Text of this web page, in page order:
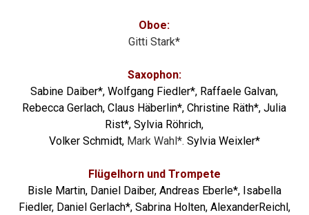
Oboe:
Gitti Stark*
Saxophon:
Sabine Daiber*, Wolfgang Fiedler*, RaffaeleGalvan,
Rebecca Gerlach, Claus Häberlin*, Christine Räth*, Julia
Rist*,Sylvia Röhrich,
Volker Schmidt, Mark Wahl*. Sylvia Weixler*
Flügelhorn und Trompete
Bisle Martin, Daniel Daiber, Andreas Eberle*, Isabella
Fiedler, Daniel Gerlach*, Sabrina Holten, AlexanderReichl,